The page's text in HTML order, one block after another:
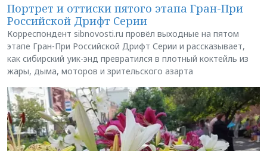
Портрет и оттиски пятого этапа Гран-При
Российской Дрифт Серии
Корреспондент sibnovosti.ru провёл выходные на пятом
этапе Гран-При Российской Дрифт Серии и рассказывает,
как сибирский уик-энд превратился в плотный коктейль из
жары, дыма, моторов и зрительского азарта